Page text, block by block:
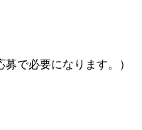
で必要になります。）